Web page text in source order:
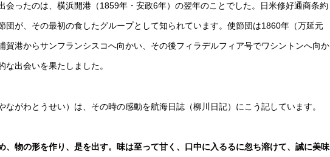
会ったのは、横浜開港（1859年・安政6年）の翌年のことでした。日米修好通商条約
団が、その最初の食したグループとして知られています。使節団は1860年（万延元
賀港からサンフランシスコへ向かい、その後フィラデルフィア号でワシントンへ向か
出会いを果たしました。
がわとうせい）は、その時の感動を航海日誌（柳川日記）にこう記しています。
、物の形を作り、是を出す。味は至って甘く、口中に入るるに忽ち溶けて、誠に美味